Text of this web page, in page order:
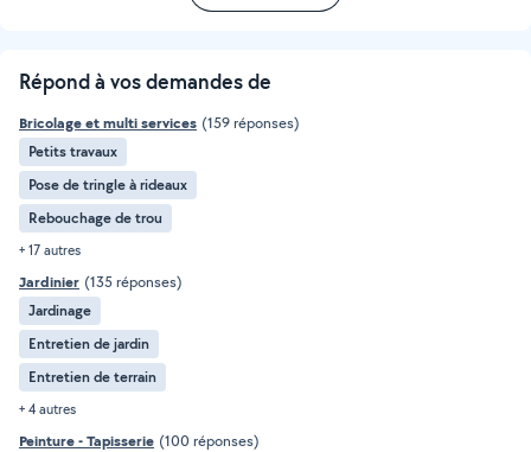
Répond à vos demandes de
Bricolage et multi services (159 réponses)
Petits travaux
Pose de tringle à rideaux
Rebouchage de trou
+ 17 autres
Jardinier (135 réponses)
Jardinage
Entretien de jardin
Entretien de terrain
+ 4 autres
Peinture - Tapisserie (100 réponses)